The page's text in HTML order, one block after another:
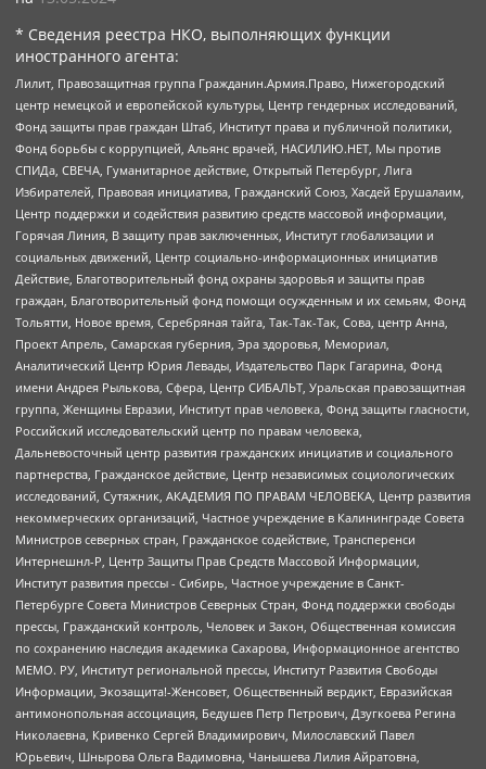
* Сведения реестра НКО, выполняющих функции
иностранного агента:
Лилит, Правозащитная группа Гражданин.Армия.Право, Нижегородский
центр немецкой и европейской культуры, Центр гендерных исследований,
Фонд защиты прав граждан Штаб, Институт права и публичной политики,
Фонд борьбы с коррупцией, Альянс врачей, НАСИЛИЮ.НЕТ, Мы против
СПИДа, СВЕЧА, Гуманитарное действие, Открытый Петербург, Лига
Избирателей, Правовая инициатива, Гражданский Союз, Хасдей Ерушалаим,
Центр поддержки и содействия развитию средств массовой информации,
Горячая Линия, В защиту прав заключенных, Институт глобализации и
социальных движений, Центр социально-информационных инициатив
Действие, Благотворительный фонд охраны здоровья и защиты прав
граждан, Благотворительный фонд помощи осужденным и их семьям, Фонд
Тольятти, Новое время, Серебряная тайга, Так-Так-Так, Сова, центр Анна,
Проект Апрель, Самарская губерния, Эра здоровья, Мемориал,
Аналитический Центр Юрия Левады, Издательство Парк Гагарина, Фонд
имени Андрея Рылькова, Сфера, Центр СИБАЛЬТ, Уральская правозащитная
группа, Женщины Евразии, Институт прав человека, Фонд защиты гласности,
Российский исследовательский центр по правам человека,
Дальневосточный центр развития гражданских инициатив и социального
партнерства, Гражданское действие, Центр независимых социологических
исследований, Сутяжник, АКАДЕМИЯ ПО ПРАВАМ ЧЕЛОВЕКА, Центр развития
некоммерческих организаций, Частное учреждение в Калининграде Совета
Министров северных стран, Гражданское содействие, Трансперенси
Интернешнл-Р, Центр Защиты Прав Средств Массовой Информации,
Институт развития прессы - Сибирь, Частное учреждение в Санкт-
Петербурге Совета Министров Северных Стран, Фонд поддержки свободы
прессы, Гражданский контроль, Человек и Закон, Общественная комиссия
по сохранению наследия академика Сахарова, Информационное агентство
МЕМО. РУ, Институт региональной прессы, Институт Развития Свободы
Информации, Экозащита!-Женсовет, Общественный вердикт, Евразийская
антимонопольная ассоциация, Бедушев Петр Петрович, Дзугкоева Регина
Николаевна, Кривенко Сергей Владимирович, Милославский Павел
Юрьевич, Шнырова Ольга Вадимовна, Чанышева Лилия Айратовна,